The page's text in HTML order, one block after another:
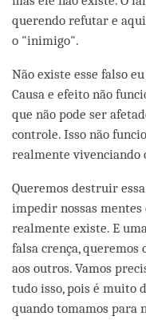
querendo refutar e
o "inimigo".
Não existe esse falso
Causa e efeito não
que não pode ser
controle. Isso não
realmente vivenciando
Queremos destruir
impedir nossas
realmente existe. E
falsa crença,
aos outros. Vamos
tudo isso, pois é muito
quando tomamos para